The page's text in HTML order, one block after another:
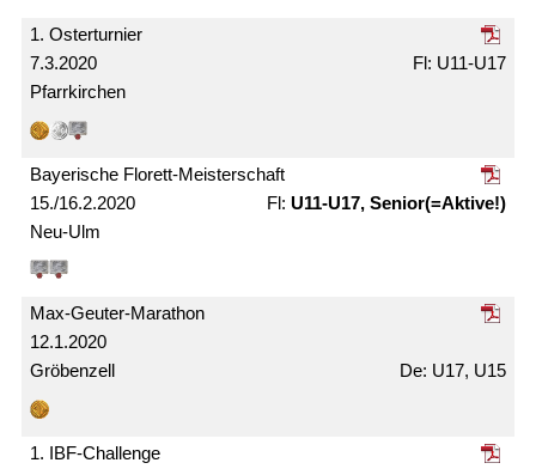
7.3.2020
1. Oster­turnier
Pfarrkirchen
U11-U17
15./16.2.2020
Bayerische Florett-Meister­schaft
Neu-Ulm
U11-U17, Senior(=Aktive!)
12.1.2020
Max-Geuter-Marathon
Gröbenzell U17, U15
1. IBF-Challenge